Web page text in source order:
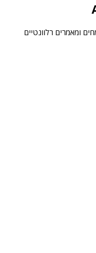
ומאמרים רלוונטיים